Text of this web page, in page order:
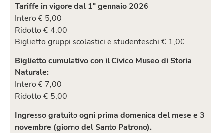
Tariffe in vigore dal 1° gennaio 2026
Intero € 5,00
Ridotto € 4,00
Biglietto gruppi scolastici e studenteschi € 1,00
Biglietto cumulativo con il Civico Museo di Storia
Naturale:
Intero € 7,00
Ridotto € 5,00
Ingresso gratuito ogni prima domenica del mese e 3
novembre (giorno del Santo Patrono).